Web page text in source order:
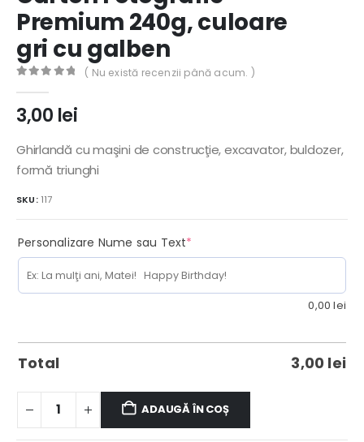
Premium 240g, culoare
gri cu galben
( Nu există recenzii până acum. )
3,00 lei
Ghirlandă cu maşini de construcţie, excavator, buldozer,
formă triunghi
SKU: 117
Personalizare Nume sau Text*
0,00lei
Total 3,00 lei
ADAUGĂ ÎN COȘ